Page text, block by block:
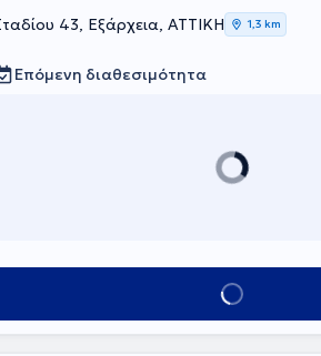
43, Εξάρχεια, ΑΤΤΙΚΗ 1,3 km
Επόμενη διαθεσιμότητα
Κλείσε ραντεβού